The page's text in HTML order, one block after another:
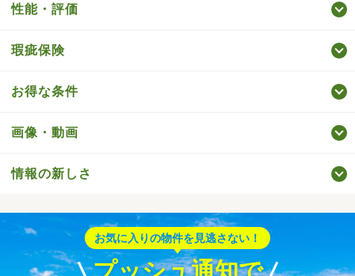
性能・評価
瑕疵保険
お得な条件
画像・動画
情報の新しさ
お気に入りの物件を見逃さない！